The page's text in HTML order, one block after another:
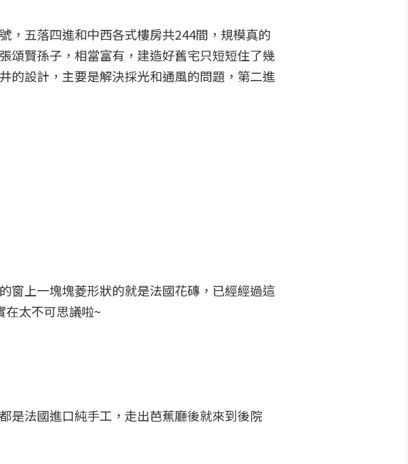
，五落四進和中西各式樓房共244間，規模真的
頌賢孫子，相當富有，建造好舊宅只短短住了幾
的設計，主要是解決採光和通風的問題，第二進
窗上一塊塊菱形狀的就是法國花磚，已經經過這
在太不可思議啦~
是法國進口純手工，走出芭蕉廳後就來到後院